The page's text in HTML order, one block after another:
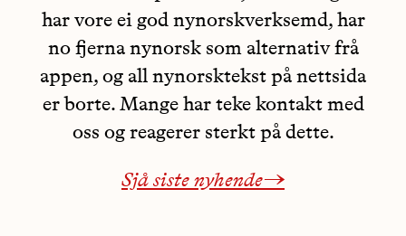
har vore ei god nynorskverksemd, har
no fjerna nynorsk som alternativ frå
appen, og all nynorsktekst på nettsida
er borte. Mange har teke kontakt med
oss og reagerer sterkt på dette.
Sjå siste nyhende→